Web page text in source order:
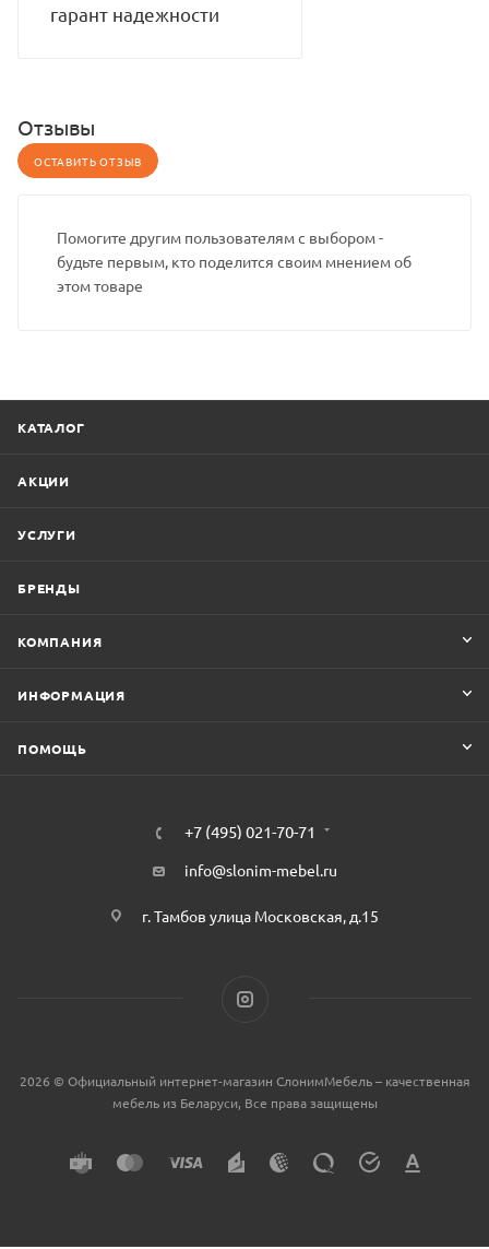
гарант надежности
Отзывы
ОСТАВИТЬ ОТЗЫВ
Помогите другим пользователям с выбором -
будьте первым, кто поделится своим мнением об
этом товаре
КАТАЛОГ
АКЦИИ
УСЛУГИ
БРЕНДЫ
КОМПАНИЯ
ИНФОРМАЦИЯ
ПОМОЩЬ
+7 (495) 021-70-71
info@slonim-mebel.ru
г. Тамбов улица Московская, д.15
2026 © Официальный интернет-магазин СлонимМебель – качественная
мебель из Беларуси, Все права защищены